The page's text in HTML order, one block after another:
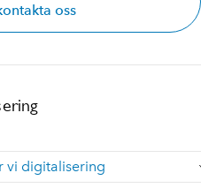
oss
vi digitalisering